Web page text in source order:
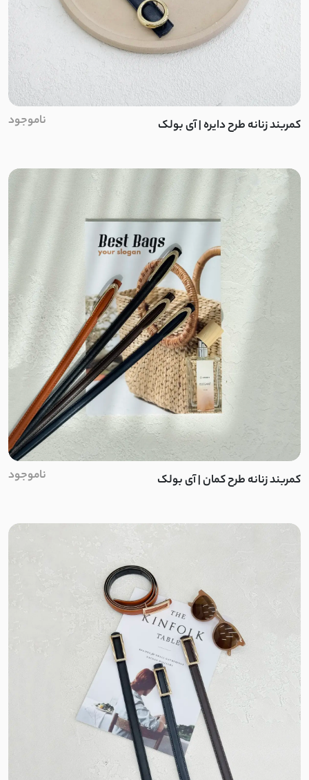
کرپ جولیا
تنسل
کتان سیلک
لایوسل شیشه ای
پری شیشه ای
سیلک
ینزی
صوفیا
پری
کرپ جی تو
کرپ سان
کادنزا
پنبه نخ
استرج
سیلک پری
اویشو
NR
پنبه کبریتی
کمربند زنانه طرح دایره | آی بولک ناموجود
کمربند زنانه طرح کمان | آی بولک ناموجود